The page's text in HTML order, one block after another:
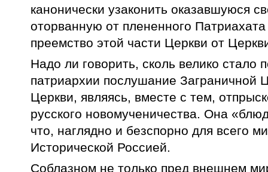
канонически узаконить оказавшуюся
оторванную от плененного
преемство этой части Церкви от
Надо ли говорить, сколь велико
патриархии послушание Заграничной
Церкви, являясь, вместе с тем,
русского новомученичества. Она
что, наглядно и безспорно для всего
Исторической Россией.
Соблазном не только пред внешнем